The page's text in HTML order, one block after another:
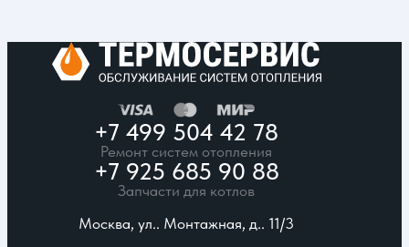
+7 499 504 42 78
Ремонт систем отопления
+7 925 685 90 88
Запчасти для котлов
Москва, ул.. Монтажная, д.. 11/3